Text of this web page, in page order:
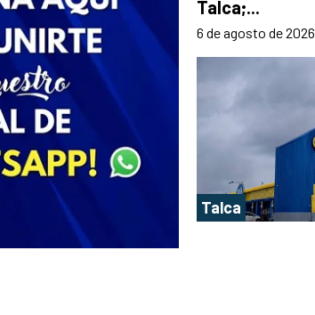
Talca;...
6 de agosto de 2026
Talca